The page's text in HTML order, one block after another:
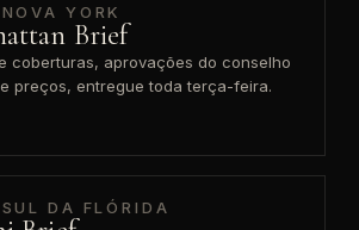
YORK
Brief
coberturas, aprovações do conselho
preços, entregue toda terça-feira.
DA FLÓRIDA